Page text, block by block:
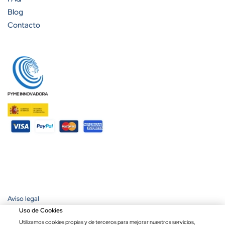
Blog
Contacto
Aviso legal
Política de privacidad
Uso de Cookies
Utilizamos cookies propias y de terceros para mejorar nuestros servicios,